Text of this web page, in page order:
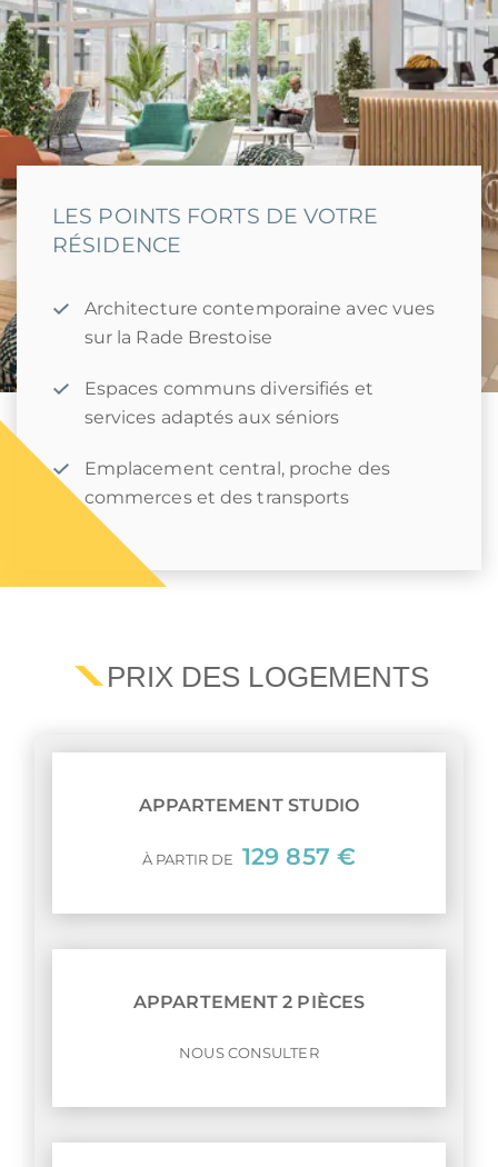
LES POINTS FORTS DE VOTRE
RÉSIDENCE
Architecture contemporaine avec vues
sur la Rade Brestoise
Espaces communs diversifiés et
services adaptés aux séniors
Emplacement central, proche des
commerces et des transports
PRIX DES LOGEMENTS
APPARTEMENT STUDIO
À PARTIR DE 129 857 €
APPARTEMENT 2 PIÈCES
NOUS CONSULTER